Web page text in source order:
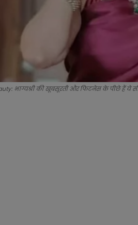
भाग्यश्री की खूबसूरती और फिटनेस के पीछे हैं ये